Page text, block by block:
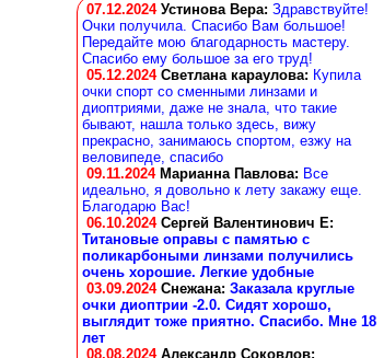
07.12.2024 Устинова Вера: Здравствуйте!
Очки получила. Спасибо Вам большое!
Передайте мою благодарность мастеру.
Спасибо ему большое за его труд!
05.12.2024 Светлана караулова: Купила
очки спорт со сменными линзами и
диоптриями, даже не знала, что такие
бывают, нашла только здесь, вижу
прекрасно, занимаюсь спортом, езжу на
веловипеде, спасибо
09.11.2024 Марианна Павлова: Все
идеально, я довольно к лету закажу еще.
Благодарю Вас!
06.10.2024 Сергей Валентинович Е:
Титановые оправы с памятью с
поликарбоными линзами получились
очень хорошие. Легкие удобные
03.09.2024 Снежана: Заказала круглые
очки диоптрии -2.0. Сидят хорошо,
выглядит тоже приятно. Спасибо. Мне 18
лет
08.08.2024 Александр Соковлов: